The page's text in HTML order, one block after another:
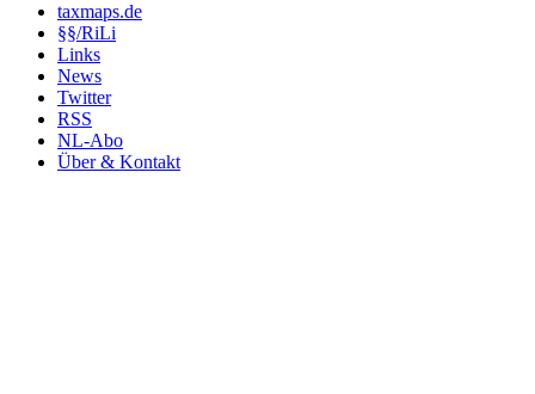
taxmaps.de
§§/RiLi
Links
News
Twitter
RSS
NL-Abo
Über & Kontakt